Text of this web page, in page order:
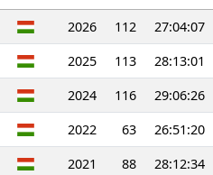
2026 112
27:04:07
2025 113
28:13:01
2024 116
29:06:26
2022 63
26:51:20
2021 88
28:12:34